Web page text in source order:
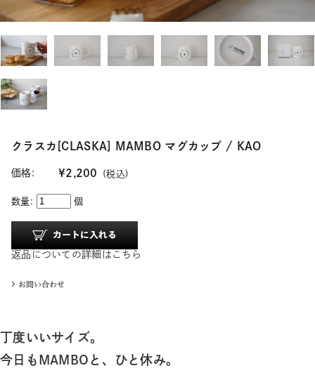
クラスカ[CLASKA] MAMBO マグカップ / KAO
価格: ¥2,200 (税込)
数量: 個
返品についての詳細はこちら
丁度いいサイズ。
今日もMAMBOと、ひと休み。